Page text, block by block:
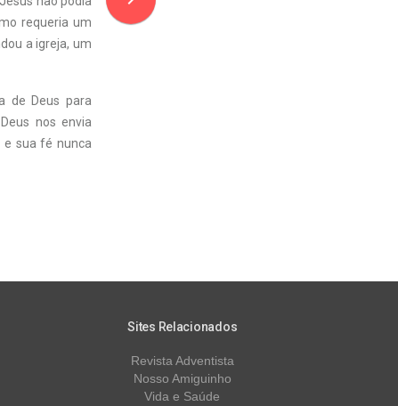
requeria um
a igreja, um
de Deus para
nos envia
e sua fé nunca
Sites Relacionados
Revista Adventista
Nosso Amiguinho
Vida e Saúde